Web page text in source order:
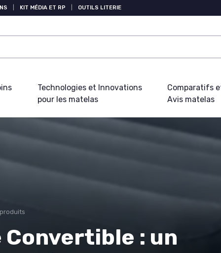
KIT MÉDIA ET RP OUTILS LITERIE
Technologies et Innovations
pour les matelas
Comparatifs
Avis matelas
Convertible : un